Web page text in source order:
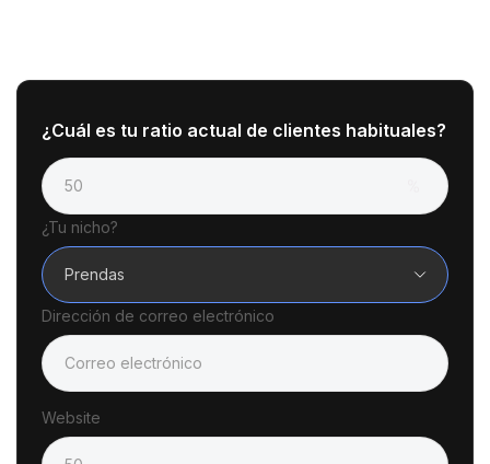
¿Cuál es tu ratio actual de clientes habituales?
¿Tu nicho?
Prendas
Dirección de correo electrónico
Website